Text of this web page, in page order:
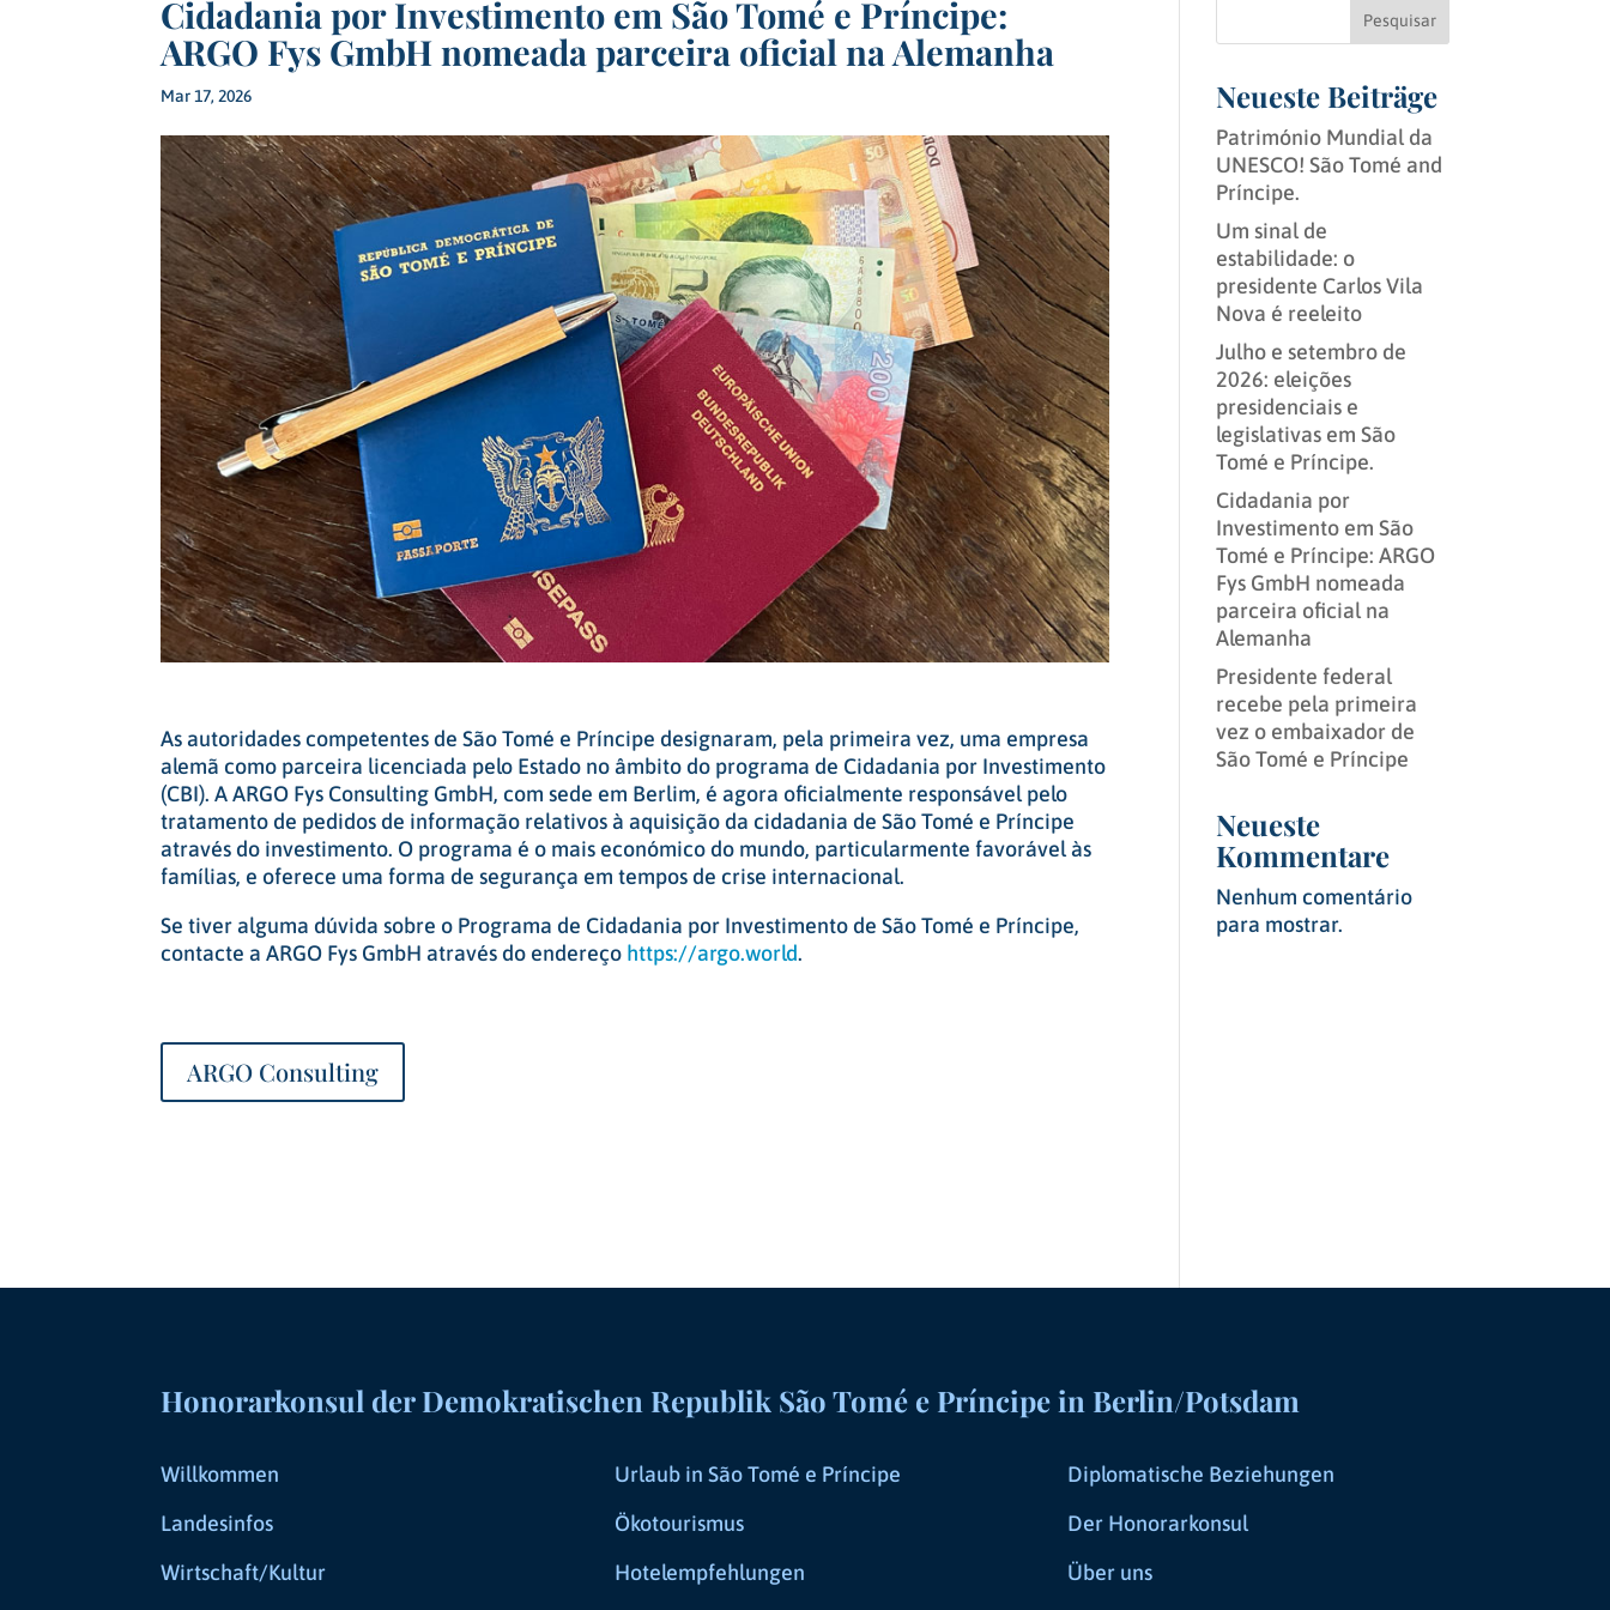
Cidadania por Investimento em São Tomé e Príncipe:
ARGO Fys GmbH nomeada parceira oficial na Alemanha
Mar 17, 2026
As autoridades competentes de São Tomé e Príncipe designaram, pela primeira vez, uma empresa
alemã como parceira licenciada pelo Estado no âmbito do programa de Cidadania por Investimento
(CBI). A ARGO Fys Consulting GmbH, com sede em Berlim, é agora oficialmente responsável pelo
tratamento de pedidos de informação relativos à aquisição da cidadania de São Tomé e Príncipe
através do investimento. O programa é o mais económico do mundo, particularmente favorável às
famílias, e oferece uma forma de segurança em tempos de crise internacional.
Se tiver alguma dúvida sobre o Programa de Cidadania por Investimento de São Tomé e Príncipe,
contacte a ARGO Fys GmbH através do endereço https://argo.world.
ARGO Consulting
Pesquisar
Neueste Beiträge
Património Mundial da
UNESCO! São Tomé and
Príncipe.
Um sinal de
estabilidade: o
presidente Carlos Vila
Nova é reeleito
Julho e setembro de
2026: eleições
presidenciais e
legislativas em São
Tomé e Príncipe.
Cidadania por
Investimento em São
Tomé e Príncipe: ARGO
Fys GmbH nomeada
parceira oficial na
Alemanha
Presidente federal
recebe pela primeira
vez o embaixador de
São Tomé e Príncipe
Neueste
Kommentare
Nenhum comentário
para mostrar.
Honorarkonsul der Demokratischen Republik São Tomé e Príncipe in Berlin/Potsdam
Willkommen
Landesinfos
Wirtschaft/Kultur
Urlaub in São Tomé e Príncipe
Ökotourismus
Hotelempfehlungen
Diplomatische Beziehungen
Der Honorarkonsul
Über uns